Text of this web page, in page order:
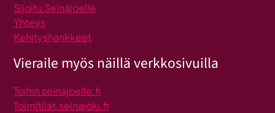
Sijoitu Seinäjoelle
Yhteys
Kehityshankkeet
Vieraile myös näillä verkkosivuilla
Toihin seinajoelle.fi
Toimitilat.seinajoki.fi